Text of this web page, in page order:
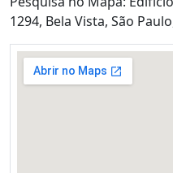
1294, Bela Vista, São